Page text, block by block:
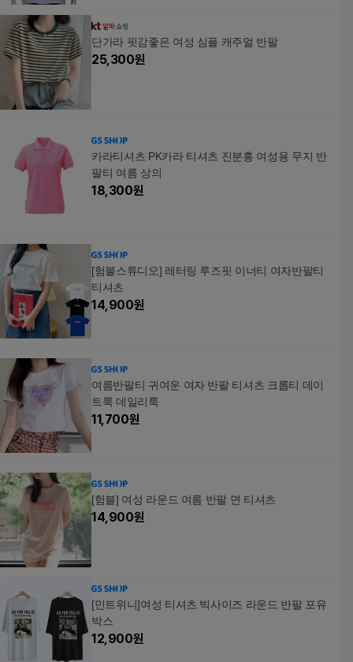
단가라 핏감좋은 여성 심플 캐주얼 반팔
25,300원
카라티셔츠 PK카라 티셔츠 진분홍 여성용 무지 반
팔티 여름 상의
18,300원
[험블스튜디오] 레터링 루즈핏 이너티 여자반팔티
티셔츠
14,900원
여름반팔티 귀여운 여자 반팔 티셔츠 크롭티 데이
트룩 데일리룩
11,700원
[험블] 여성 라운드 여름 반팔 면 티셔츠
14,900원
[민트위니]여성 티셔츠 빅사이즈 라운드 반팔 포유
박스
12,900원